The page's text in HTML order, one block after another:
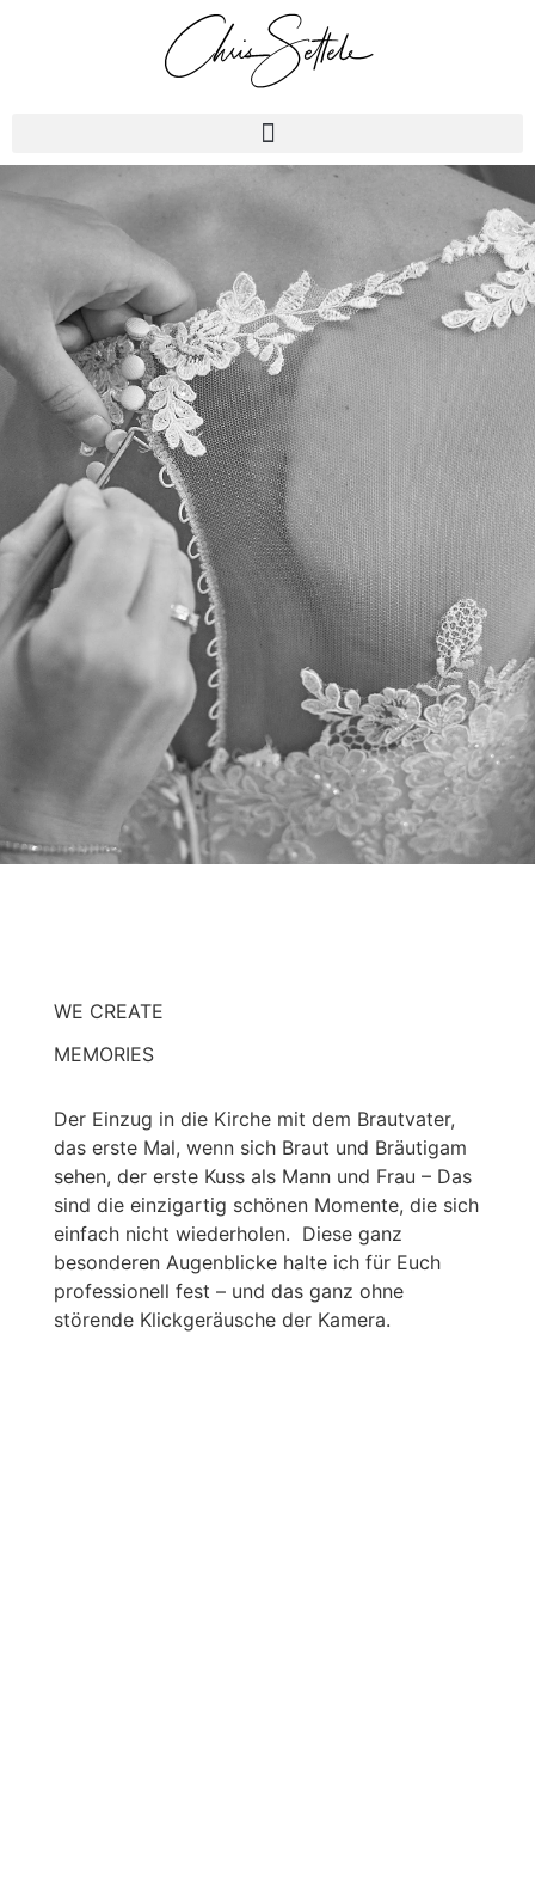
WE CREATE
MEMORIES
Der Einzug in die Kirche mit dem Brautvater,
das erste Mal, wenn sich Braut und Bräutigam
sehen, der erste Kuss als Mann und Frau – Das
sind die einzigartig schönen Momente, die sich
einfach nicht wiederholen. Diese ganz
besonderen Augenblicke halte ich für Euch
professionell fest – und das ganz ohne
störende Klickgeräusche der Kamera.